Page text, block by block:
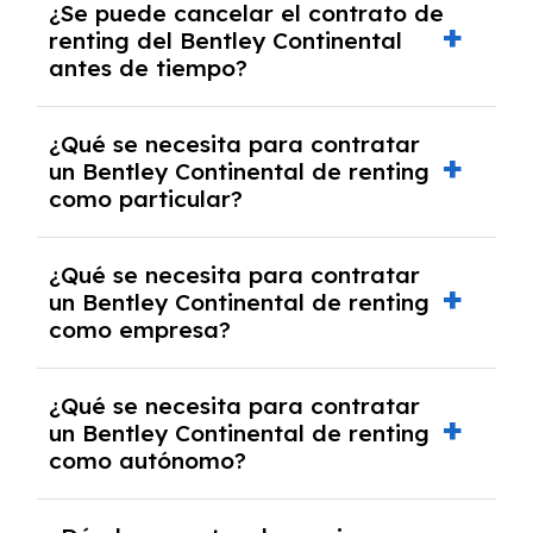
tendrás que pagar ningún tipo de entrada
salvo en casos que lo exija el proveedor
debido al resultado del estudio de viabilidad
económica.
¿Se puede cancelar el contrato de
renting del Bentley Continental
antes de tiempo?
pero puede haber penalizaciones por
cancelación anticipada. Es importante revisar
las condiciones del contrato y hablar con un
experto que te asesore.
¿Qué se necesita para contratar
un Bentley Continental de renting
como particular?
y, en algunos casos, una consulta de solvencia
crediticia y un pago inicial.
¿Qué se necesita para contratar
un Bentley Continental de renting
como empresa?
documentación financiera y, en algunos
casos, un informe de solvencia de la empresa
y un pago inicial.
¿Qué se necesita para contratar
un Bentley Continental de renting
como autónomo?